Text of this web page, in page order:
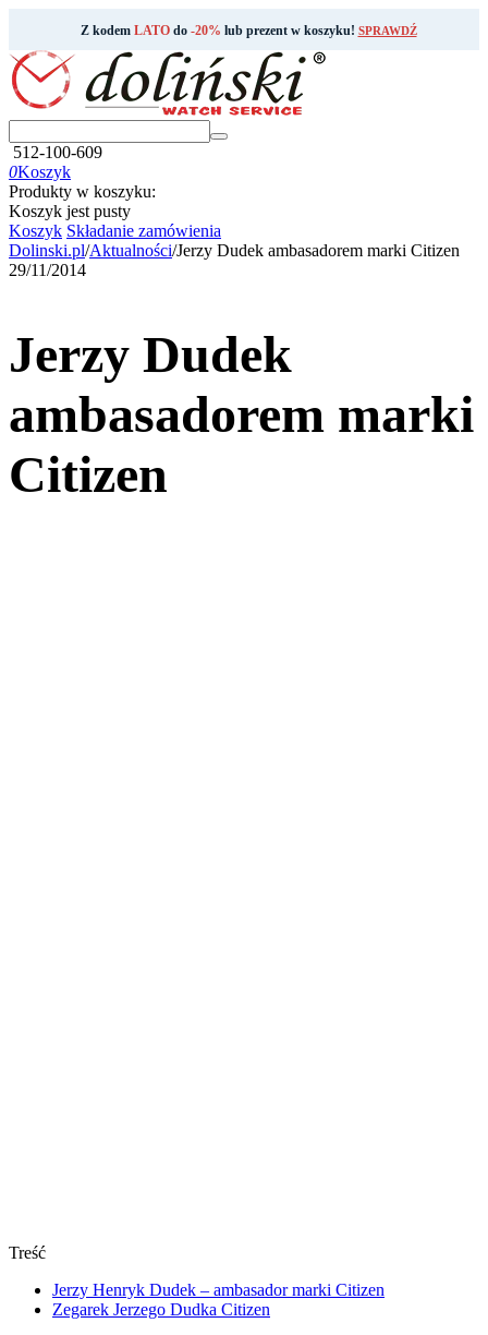
Z kodem LATOdo -20% lub prezent w koszyku! SPRAWDŹ
512-100-609
0Koszyk
Produkty w koszyku:
Koszyk jest pusty
Koszyk Składanie zamówienia
Dolinski.pl/Aktualności/Jerzy Dudek ambasadorem marki Citizen
29/11/2014
Jerzy Dudek
ambasadorem marki
Citizen
Treść
Jerzy Henryk Dudek – ambasador marki Citizen
Zegarek Jerzego Dudka Citizen